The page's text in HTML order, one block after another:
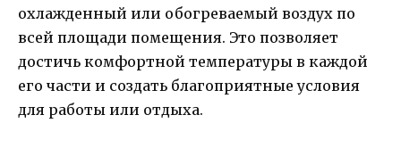
охлажденный или обогреваемый воздух по
всей площади помещения. Это позволяет
достичь комфортной температуры в каждой
его части и создать благоприятные условия
для работы или отдыха.